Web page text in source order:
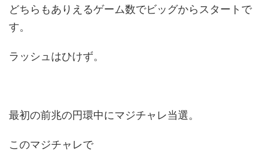
どちらもありえるゲーム数でビッグからスタートで
す。
ラッシュはひけず。
最初の前兆の円環中にマジチャレ当選。
このマジチャレで